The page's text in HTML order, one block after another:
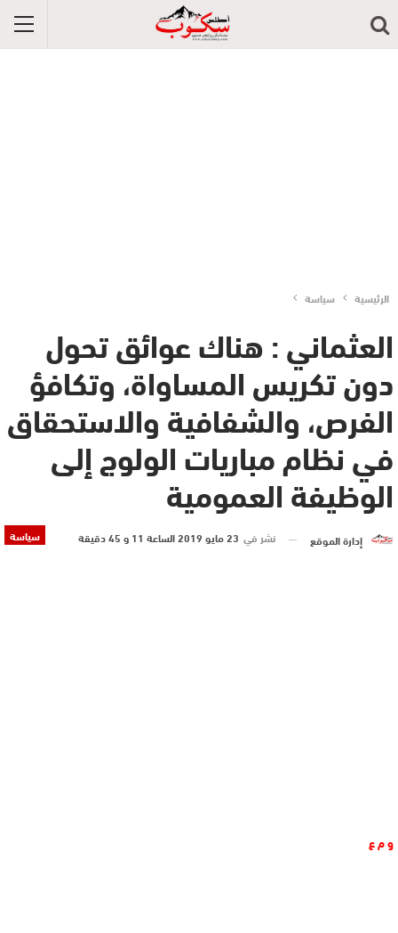
الرئيسية سياسة
العثماني : هناك عوائق تحول
دون تكريس المساواة، وتكافؤ
الفرص، والشفافية والاستحقاق
في نظام مباريات الولوج إلى
الوظيفة العمومية
سياسة إدارة الموقع نشر في 23 مايو 2019 الساعة 11 و 45 دقيقة
و م ع